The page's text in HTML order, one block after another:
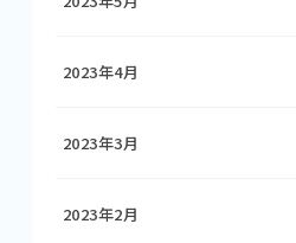
2023年4月
2023年3月
2023年2月